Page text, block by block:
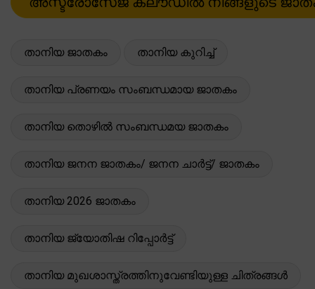
താനിയ ജാതകം താനിയ കുറിച്ച്
താനിയ പ്രണയം സംബന്ധമായ ജാതകം
താനിയ തൊഴിൽ സംബന്ധമയ ജാതകം
താനിയ ജനന ജാതകം/ ജനന ചാർട്ട്/ ജാതകം
താനിയ 2026 ജാതകം
താനിയ ജ്യോതിഷ റിപ്പോർട്ട്
താനിയ മുഖശാസ്ത്രത്തിനുവേണ്ടിയുള്ള ചിത്രങ്ങൾ